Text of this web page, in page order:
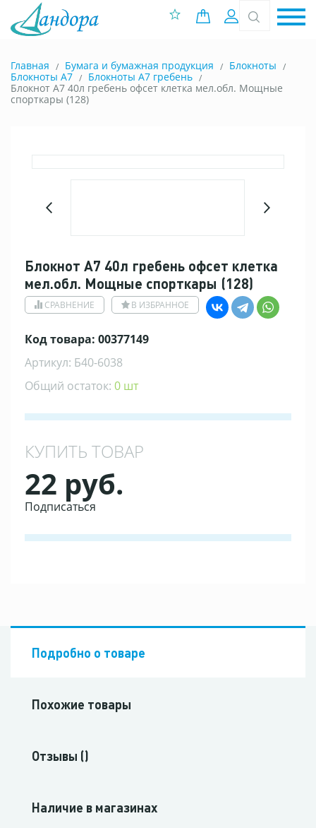
0 позиций
Вход
Главная Бумага и бумажная продукция
Блокноты
Блокноты A7
Блокноты А7 гребень
Блокнот А7 40л гребень офсет клетка мел.обл. Мощные
спорткары (128)
Блокнот А7 40л гребень офсет клетка
мел.обл. Мощные спорткары (128)
СРАВНЕНИЕ В ИЗБРАННОЕ
Код товара: 00377149
Артикул: Б40-6038
Общий остаток: 0 шт
КУПИТЬ ТОВАР
22 руб.
Подписаться
Подробно о товаре
Похожие товары
Отзывы ()
Наличие в магазинах